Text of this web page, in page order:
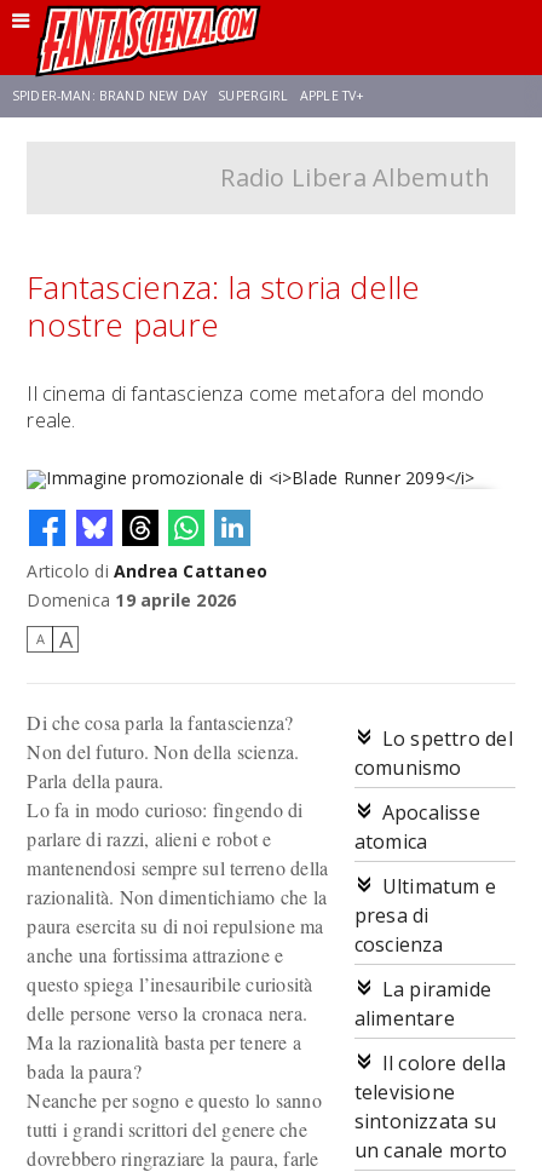
SPIDER-MAN: BRAND NEW DAY SUPERGIRL APPLE TV+
ZENDAYA STAR TREK AVENGERS: DOOMSDAY
Radio Libera Albemuth
Fantascienza: la storia delle
nostre paure
Il cinema di fantascienza come metafora del mondo
reale.
Immagine promozionale di
Articolo di Andrea Cattaneo
Domenica 19 aprile 2026
A A
Lo spettro del
comunismo
Apocalisse
atomica
Ultimatum e
presa di
coscienza
La piramide
alimentare
Il colore della
televisione
sintonizzata su
un canale morto
Di che cosa parla la fantascienza?
Non del futuro. Non della scienza.
Parla della paura.
Lo fa in modo curioso: fingendo di
parlare di razzi, alieni e robot e
mantenendosi sempre sul terreno della
razionalità. Non dimentichiamo che la
paura esercita su di noi repulsione ma
anche una fortissima attrazione e
questo spiega l’inesauribile curiosità
delle persone verso la cronaca nera.
Ma la razionalità basta per tenere a
bada la paura?
Neanche per sogno e questo lo sanno
tutti i grandi scrittori del genere che
dovrebbero ringraziare la paura, farle